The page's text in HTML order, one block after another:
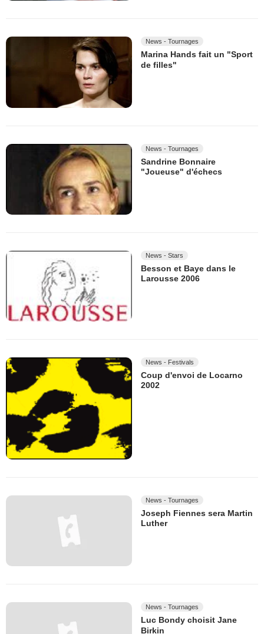
News - Tournages
Marina Hands fait un "Sport
de filles"
News - Tournages
Sandrine Bonnaire
"Joueuse" d'échecs
News - Stars
Besson et Baye dans le
Larousse 2006
News - Festivals
Coup d'envoi de Locarno
2002
News - Tournages
Joseph Fiennes sera Martin
Luther
News - Tournages
Luc Bondy choisit Jane
Birkin